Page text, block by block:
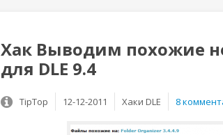
Хак Выводим похожие
для DLE 9.4
TipTop 12-12-2011 Хаки DLE 8